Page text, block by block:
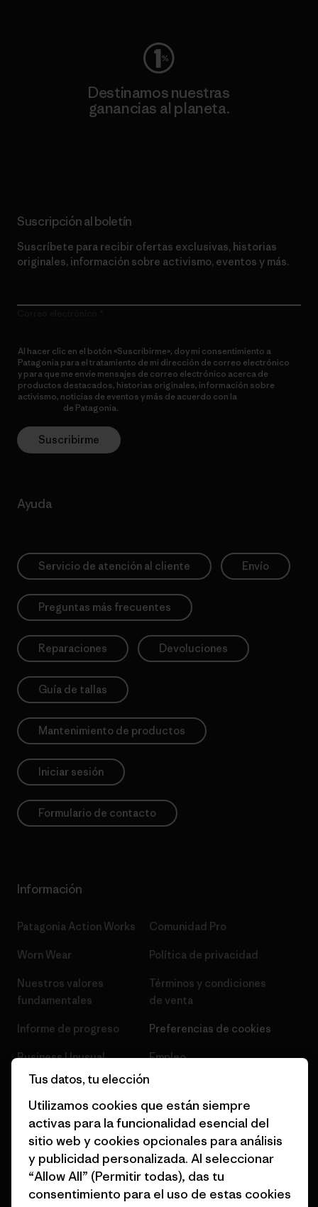
Destinamos nuestras
ganancias al planeta.
Suscripción al boletín
Suscríbete para recibir ofertas exclusivas, historias
originales, información sobre activismo, eventos y más.
Al hacer clic en el botón «Suscribirme», doy mi consentimiento a
Patagonia para el tratamiento de mi dirección de correo electrónico
y para que me envíe mensajes de correo electrónico acerca de
productos destacados, historias originales, información sobre
activismo, noticias de eventos y más de acuerdo con la
de Patagonia.
Suscribirme
Ayuda
Servicio de atención al cliente Envío
Preguntas más frecuentes
Reparaciones Devoluciones
Guía de tallas
Mantenimiento de productos
Iniciar sesión
Formulario de contacto
Información
Patagonia Action Works
Worn Wear
Nuestros valores
fundamentales
Informe de progreso
Business Unusual
Objetivos climáticos
1% for the Planet
Cómo financiamos
Tarjetas regalo
Encuentra una tienda
Comunidad Pro
Política de privacidad
Términos y condiciones
de venta
Preferencias de cookies
Empleo
Prensa
Programa para profesionales
del sector
Programa de afiliados
Mapa del sitio Patagonia
Tus datos, tu elección
Utilizamos cookies que están siempre
activas para la funcionalidad esencial del
sitio web y cookies opcionales para análisis
y publicidad personalizada. Al seleccionar
“Allow All” (Permitir todas), das tu
consentimiento para el uso de estas cookies